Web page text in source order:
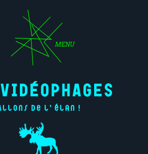
MENU
de l'élan !